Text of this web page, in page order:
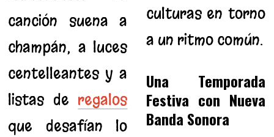
canción suena a
champán, a luces
centelleantes y a
listas de regalos
que desafían lo
culturas en torno
a un ritmo común.
Una Temporada
Festiva con Nueva
Banda Sonora